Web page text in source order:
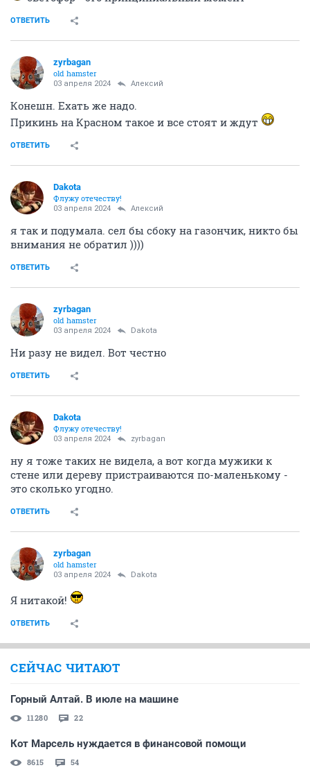
ОТВЕТИТЬ
zyrbagan
old hamster
03 апреля 2024 Алексий
Конешн. Ехать же надо.
Прикинь на Красном такое и все стоят и ждут
ОТВЕТИТЬ
Dаkota
Флужу отечеству!
03 апреля 2024 Алексий
я так и подумала. сел бы сбоку на газончик, никто бы
внимания не обратил ))))
ОТВЕТИТЬ
zyrbagan
old hamster
03 апреля 2024 Dаkota
Ни разу не видел. Вот честно
ОТВЕТИТЬ
Dаkota
Флужу отечеству!
03 апреля 2024 zyrbagan
ну я тоже таких не видела, а вот когда мужики к
стене или дереву пристраиваются по-маленькому -
это сколько угодно.
ОТВЕТИТЬ
zyrbagan
old hamster
03 апреля 2024 Dаkota
Я нитакой!
ОТВЕТИТЬ
СЕЙЧАС ЧИТАЮТ
Горный Алтай. В июле на машине
11280 22
Кот Марсель нуждается в финансовой помощи
8615 54